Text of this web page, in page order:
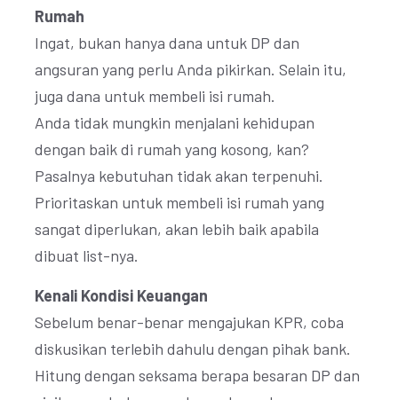
Rumah
Ingat, bukan hanya dana untuk DP dan
angsuran yang perlu Anda pikirkan. Selain itu,
juga dana untuk membeli isi rumah.
Anda tidak mungkin menjalani kehidupan
dengan baik di rumah yang kosong, kan?
Pasalnya kebutuhan tidak akan terpenuhi.
Prioritaskan untuk membeli isi rumah yang
sangat diperlukan, akan lebih baik apabila
dibuat list-nya.
Kenali Kondisi Keuangan
Sebelum benar-benar mengajukan KPR, coba
diskusikan terlebih dahulu dengan pihak bank.
Hitung dengan seksama berapa besaran DP dan